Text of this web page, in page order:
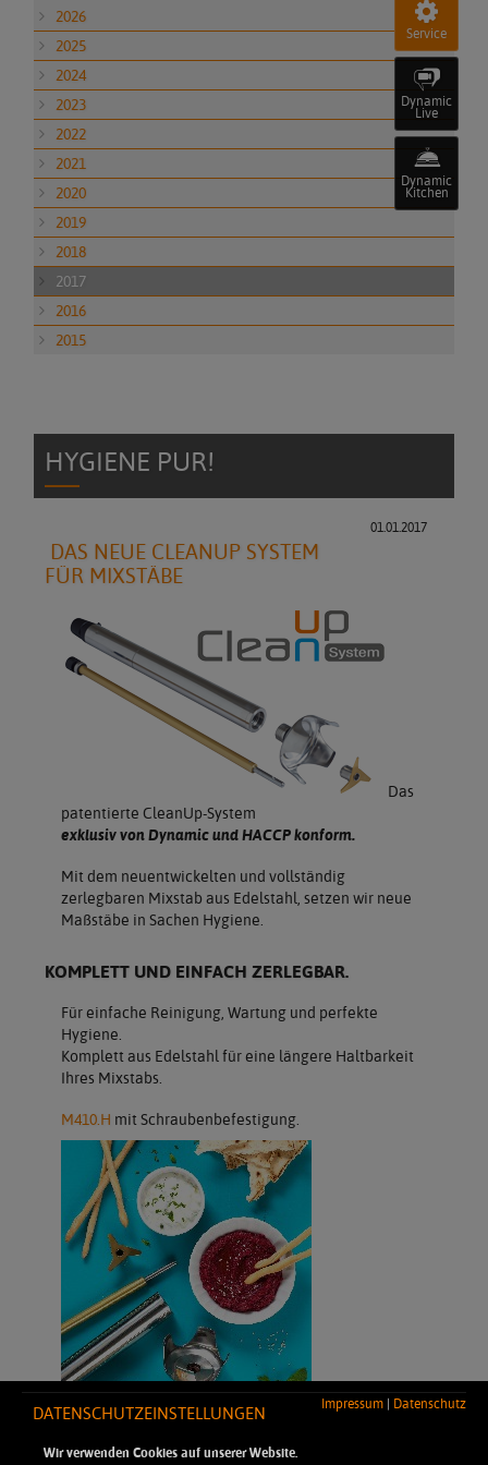
Impressum | Datenschutz
DATENSCHUTZEINSTELLUNGEN
Wir verwenden Cookies auf unserer Website.
Service
Dynamic
Live
Dynamic
Kitchen
2026
2025
2024
2023
2022
2021
2020
2019
2018
2017
2016
2015
HYGIENE PUR!
01.01.2017
DAS NEUE CLEANUP SYSTEM
FÜR MIXSTÄBE
Das
patentierte CleanUp-System
exklusiv von Dynamic und HACCP konform.
Mit dem neuentwickelten und vollständig
zerlegbaren Mixstab aus Edelstahl, setzen wir neue
Maßstäbe in Sachen Hygiene.
KOMPLETT UND EINFACH ZERLEGBAR.
Für einfache Reinigung, Wartung und perfekte
Hygiene.
Komplett aus Edelstahl für eine längere Haltbarkeit
Ihres Mixstabs.
M410.H mit Schraubenbefestigung.